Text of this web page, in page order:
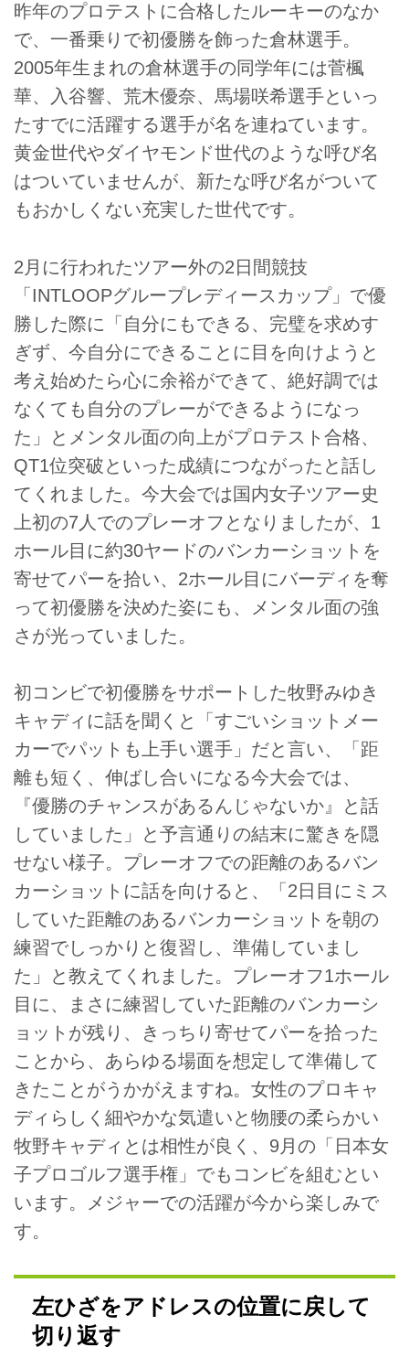
昨年のプロテストに合格したルーキーのなか
で、一番乗りで初優勝を飾った倉林選手。
2005年生まれの倉林選手の同学年には菅楓
華、入谷響、荒木優奈、馬場咲希選手といっ
たすでに活躍する選手が名を連ねています。
黄金世代やダイヤモンド世代のような呼び名
はついていませんが、新たな呼び名がついて
もおかしくない充実した世代です。
2月に行われたツアー外の2日間競技
「INTLOOPグループレディースカップ」で優
勝した際に「自分にもできる、完璧を求めす
ぎず、今自分にできることに目を向けようと
考え始めたら心に余裕ができて、絶好調では
なくても自分のプレーができるようになっ
た」とメンタル面の向上がプロテスト合格、
QT1位突破といった成績につながったと話し
てくれました。今大会では国内女子ツアー史
上初の7人でのプレーオフとなりましたが、1
ホール目に約30ヤードのバンカーショットを
寄せてパーを拾い、2ホール目にバーディを奪
って初優勝を決めた姿にも、メンタル面の強
さが光っていました。
初コンビで初優勝をサポートした牧野みゆき
キャディに話を聞くと「すごいショットメー
カーでパットも上手い選手」だと言い、「距
離も短く、伸ばし合いになる今大会では、
『優勝のチャンスがあるんじゃないか』と話
していました」と予言通りの結末に驚きを隠
せない様子。プレーオフでの距離のあるバン
カーショットに話を向けると、「2日目にミス
していた距離のあるバンカーショットを朝の
練習でしっかりと復習し、準備していまし
た」と教えてくれました。プレーオフ1ホール
目に、まさに練習していた距離のバンカーシ
ョットが残り、きっちり寄せてパーを拾った
ことから、あらゆる場面を想定して準備して
きたことがうかがえますね。女性のプロキャ
ディらしく細やかな気遣いと物腰の柔らかい
牧野キャディとは相性が良く、9月の「日本女
子プロゴルフ選手権」でもコンビを組むとい
います。メジャーでの活躍が今から楽しみで
す。
左ひざをアドレスの位置に戻して
切り返す